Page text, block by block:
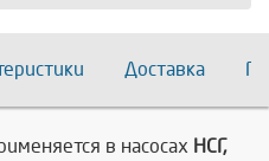
Доставка
в насосах НСГ,